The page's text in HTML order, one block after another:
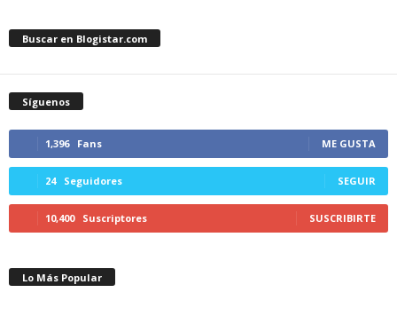
Buscar en Blogistar.com
Síguenos
1,396 Fans ME GUSTA
24 Seguidores SEGUIR
10,400 Suscriptores SUSCRIBIRTE
Lo Más Popular